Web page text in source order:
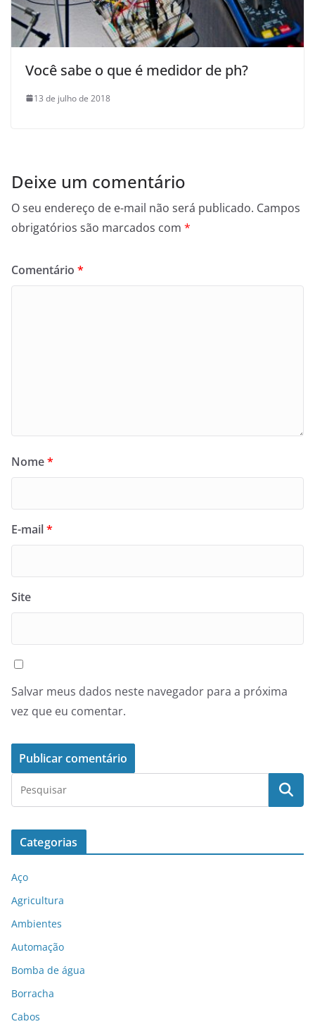
Você sabe o que é medidor de ph?
13 de julho de 2018
Deixe um comentário
O seu endereço de e-mail não será publicado. Campos
obrigatórios são marcados com *
Comentário *
Nome*
E-mail*
Site
Salvar meus dados neste navegador para a próxima
vez que eu comentar.
Categorias
Aço
Agricultura
Ambientes
Automação
Bomba de água
Borracha
Cabos